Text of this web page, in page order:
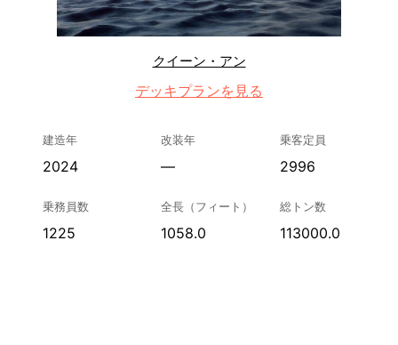
クイーン・アン
デッキプランを見る
建造年
2024
改装年
—
乗客定員
2996
乗務員数
1225
全長（フィート）
1058.0
総トン数
113000.0